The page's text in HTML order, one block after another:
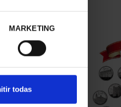
MARKETING
todas